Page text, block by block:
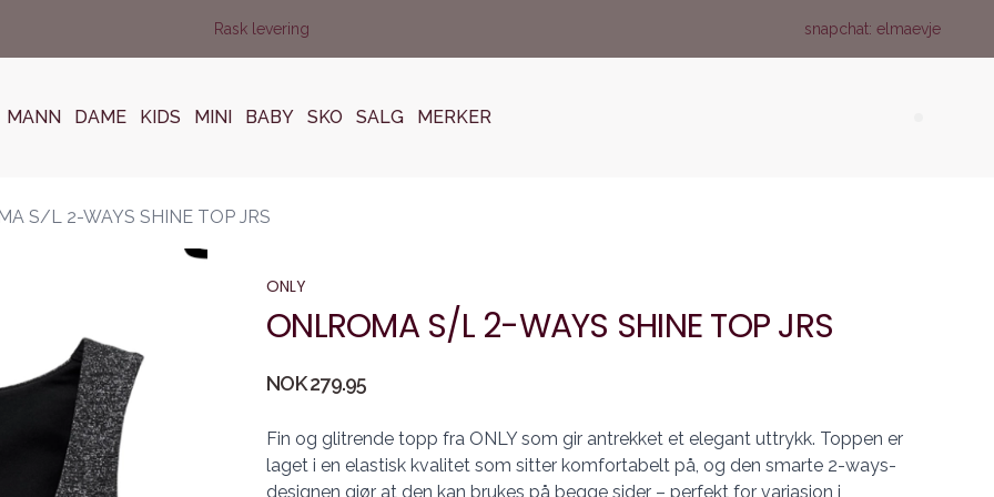
Rask levering snapchat: elmaevje
MANN DAME KIDS MINI BABY SKO SALG MERKER
S/L 2-WAYS SHINE TOP JRS
ONLY
ONLROMA S/L 2-WAYS SHINE TOP JRS
Produktdetaljer
NOK 279.95
Description
Fin og glitrende topp fra ONLY som gir antrekket et elegant uttrykk. Toppen er
laget i en elastisk kvalitet som sitter komfortabelt på, og den smarte 2-ways-
designen gjør at den kan brukes på begge sider – perfekt for variasjon i